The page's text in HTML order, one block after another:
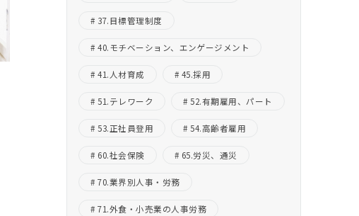
37.目標管理制度
40.モチベーション、エンゲージメント
41.人材育成 45.採用
51.テレワーク 52.有期雇用、パート
53.正社員登用 54.高齢者雇用
60.社会保険 65.労災、通災
70.業界別人事・労務
71.外食・小売業の人事労務